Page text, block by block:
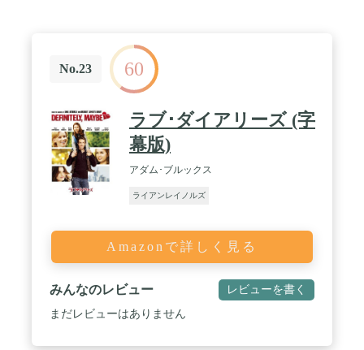
No.23 60
ラブ･ダイアリーズ (字
幕版)
アダム･ブルックス
ライアンレイノルズ
Amazonで詳しく見る
みんなのレビュー レビューを書く
まだレビューはありません